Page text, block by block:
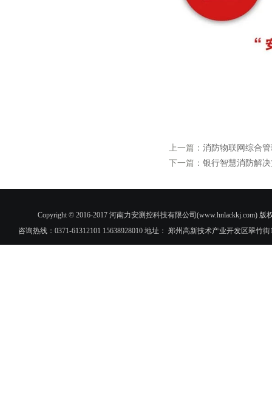
上一篇： 消防物联网综合
下一篇： 银行智慧消防解
Copyright © 2016-2017 河南力安测控科技有限公司(www.hnlackkj.com)
咨询热线：0371-61312101 15638928010 地址： 郑州高新技术产业开发区翠竹